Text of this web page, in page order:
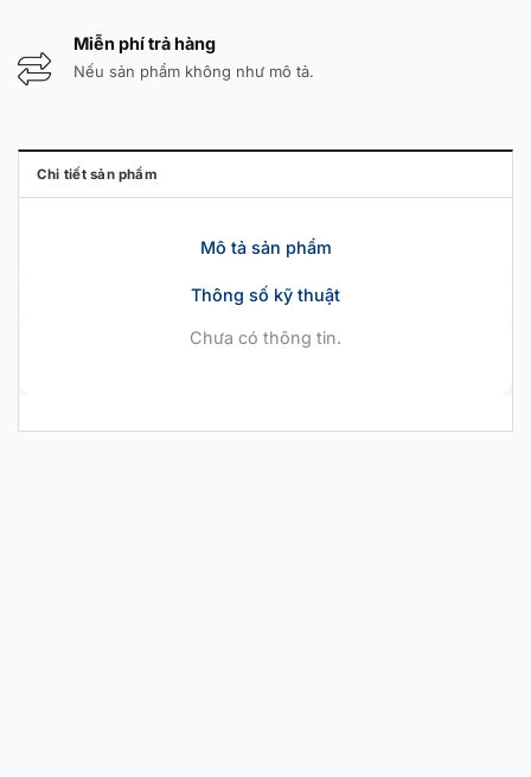
Miễn phí trả hàng
Nếu sản phẩm không như mô tả.
Chi tiết sản phẩm
Mô tả sản phẩm
Thông số kỹ thuật
Chưa có thông tin.